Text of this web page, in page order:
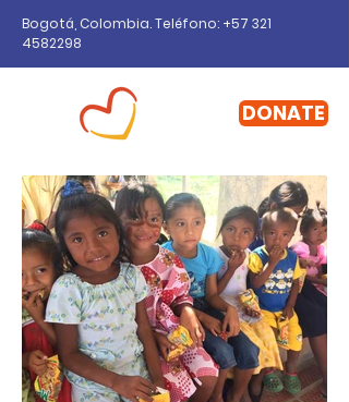
DONATE
Bogotá, Colombia. Teléfono: +57 321
4582298